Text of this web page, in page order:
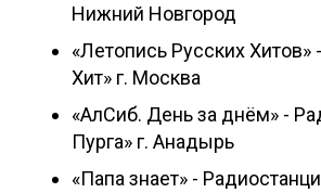
Нижний Новгород
«Летопись Русских Хитов»
Хит» г. Москва
«АлСиб. День за днём» -
Пурга» г. Анадырь
«Папа знает» -